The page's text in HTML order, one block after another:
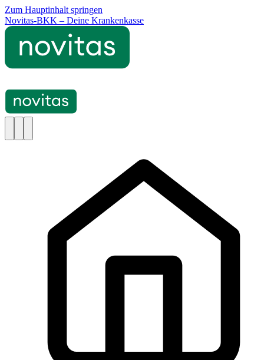
Zum Hauptinhalt springen
Novitas-BKK – Deine Krankenkasse